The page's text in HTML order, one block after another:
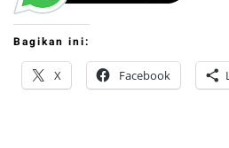
Bagikan ini:
X Facebook